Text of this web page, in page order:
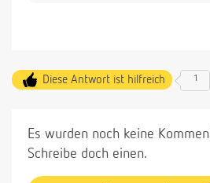
Diese Antwort ist hilfreich 1
Es wurden noch keine
Schreibe doch einen.